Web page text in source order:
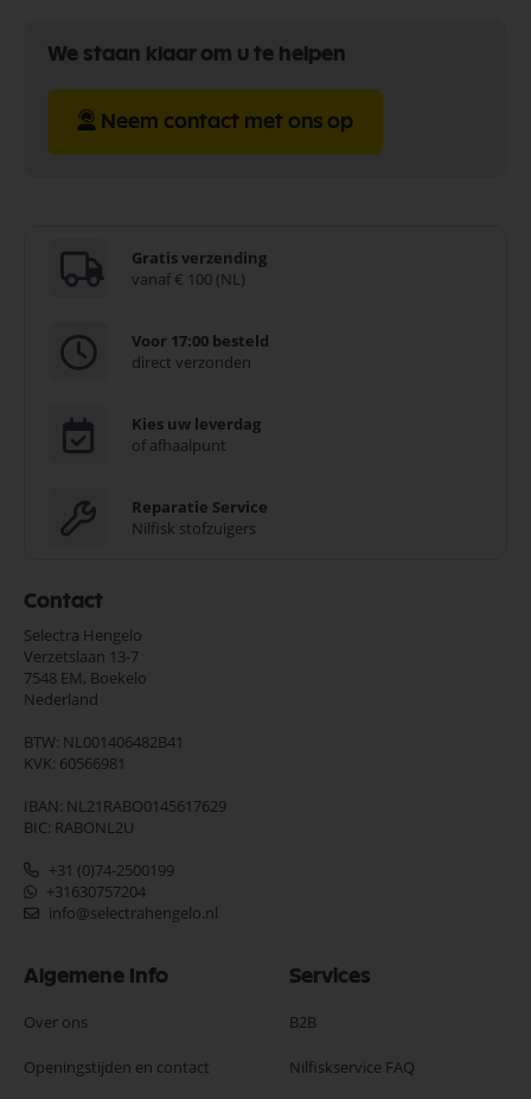
We staan klaar om u te helpen
Neem contact met ons op
Gratis verzending
vanaf € 100 (NL)
Voor 17:00 besteld
direct verzonden
Kies uw leverdag
of afhaalpunt
Reparatie Service
Nilfisk stofzuigers
Contact
Selectra Hengelo
Verzetslaan 13-7
7548 EM, Boekelo
Nederland
BTW: NL001406482B41
KVK: 60566981
IBAN: NL21RABO0145617629
BIC: RABONL2U
+31 (0)74-2500199
+31630757204
info@selectrahengelo.nl
Algemene Info
Over ons
Openingstijden en contact
Services
B2B
Nilfiskservice FAQ